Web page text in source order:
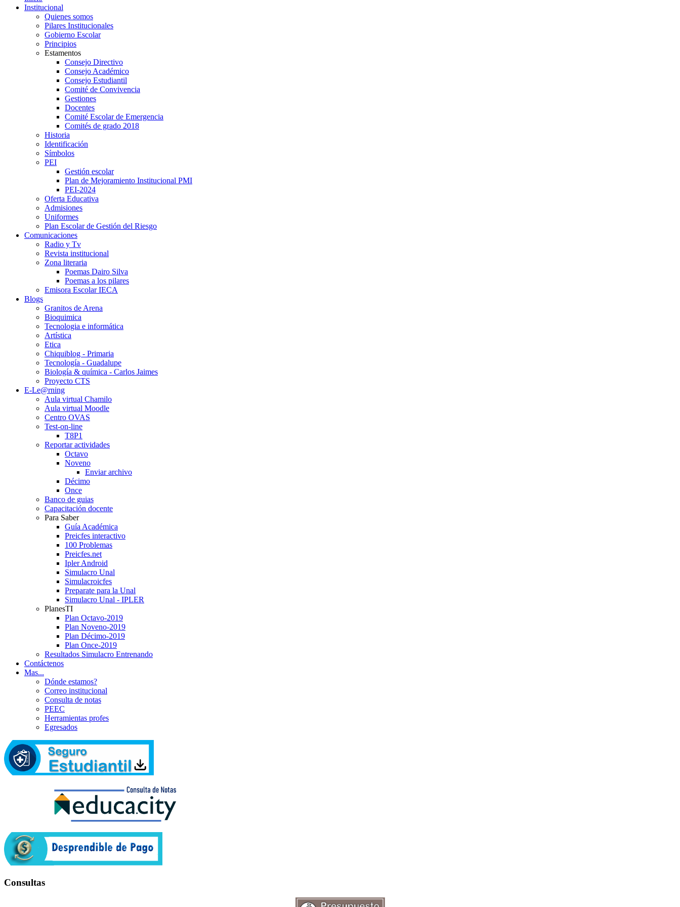
Institucional
Quienes somos
Pilares Institucionales
Gobierno Escolar
Principios
Estamentos
Consejo Directivo
Consejo Académico
Consejo Estudiantil
Comité de Convivencia
Gestiones
Docentes
Comité Escolar de Emergencia
Comités de grado 2018
Historia
Identificación
Símbolos
PEI
Gestión escolar
Plan de Mejoramiento Institucional PMI
PEI-2024
Oferta Educativa
Admisiones
Uniformes
Plan Escolar de Gestión del Riesgo
Comunicaciones
Radio y Tv
Revista institucional
Zona literaria
Poemas Dairo Silva
Poemas a los pilares
Emisora Escolar IECA
Blogs
Granitos de Arena
Bioquimica
Tecnologia e informática
Artística
Etica
Chiquiblog - Primaria
Tecnología - Guadalupe
Biología & química - Carlos Jaimes
Proyecto CTS
E-Le@rning
Aula virtual Chamilo
Aula virtual Moodle
Centro OVAS
Test-on-line
T8P1
Reportar actividades
Octavo
Noveno
Enviar archivo
Décimo
Once
Banco de guias
Capacitación docente
Para Saber
Guía Académica
Preicfes interactivo
100 Problemas
Preicfes.net
Ipler Android
Simulacro Unal
Simulacroicfes
Preparate para la Unal
Simulacro Unal - IPLER
PlanesTI
Plan Octavo-2019
Plan Noveno-2019
Plan Décimo-2019
Plan Once-2019
Resultados Simulacro Entrenando
Contáctenos
Mas...
Dónde estamos?
Correo institucional
Consulta de notas
PEEC
Herramientas profes
Egresados
Consultas